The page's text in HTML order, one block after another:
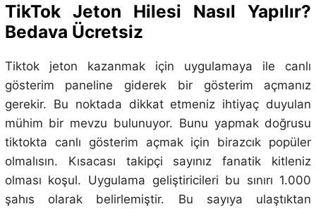
TikTok Jeton Hilesi Nasıl Yapılır?
Bedava Ücretsiz
Tiktok jeton kazanmak için uygulamaya ile canlı
gösterim paneline giderek bir gösterim açmanız
gerekir. Bu noktada dikkat etmeniz ihtiyaç duyulan
mühim bir mevzu bulunuyor. Bunu yapmak doğrusu
tiktokta canlı gösterim açmak için birazcık popüler
olmalısın. Kısacası takipçi sayınız fanatik kitleniz
olması koşul. Uygulama geliştiricileri bu sınırı 1.000
şahıs olarak belirlemiştir. Bu sayıya ulaştıktan